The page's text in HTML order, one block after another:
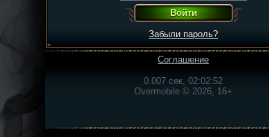
Забыли пароль?
Соглашение
0.007 сек, 02:02:52
Overmobile © 2026, 16+